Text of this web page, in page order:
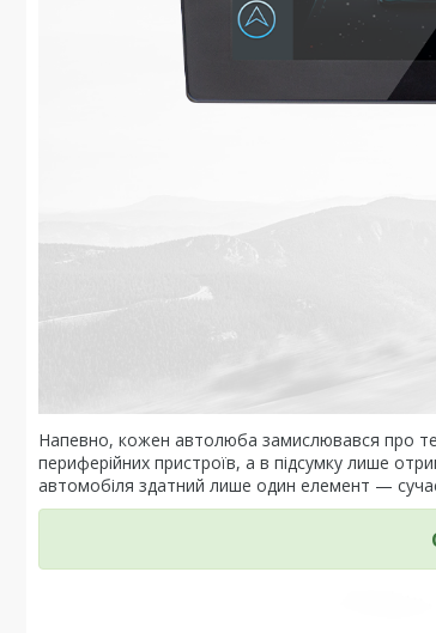
Напевно, кожен автолюба замислювався про
периферійних пристроїв, а в підсумку лише
автомобіля здатний лише один елемент —